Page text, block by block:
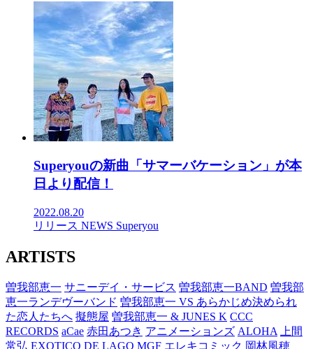
Superyouの新曲「サマーバケーション」が本
日より配信！
2022.08.20
リリース NEWS Superyou
ARTISTS
曽我部恵一 サニーデイ・サービス 曽我部恵一BAND 曽我部
恵一ランデヴーバンド 曽我部恵一 VS あらかじめ決められ
た恋人たちへ 擬態屋 曽我部恵一 & JUNES K CCC
RECORDS aCae 赤田あつき アニメーションズ ALOHA
上間
常弘 EXOTICO DE LAGO MGF エレキコミック 岡林風穂